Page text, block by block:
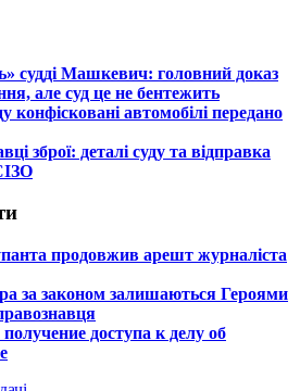
судді Машкевич: головний доказ
але суд це не бентежить
конфісковані автомобілі передано
зброї: деталі суду та відправка
продовжив арешт журналіста
за законом залишаються Героями
доступа к делу об